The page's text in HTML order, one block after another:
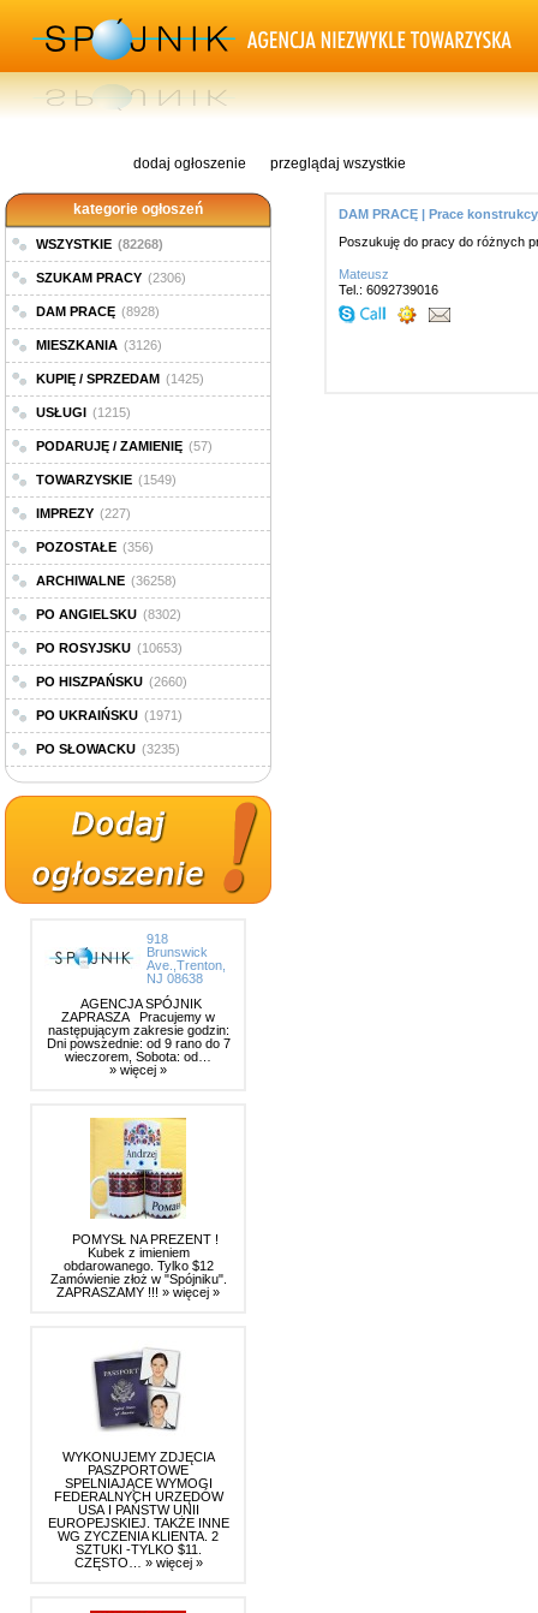
dodaj ogłoszenie przeglądaj wszystkie
kategorie ogłoszeń
WSZYSTKIE (82268)
SZUKAM PRACY (2306)
DAM PRACĘ (8928)
MIESZKANIA (3126)
KUPIĘ / SPRZEDAM (1425)
USŁUGI (1215)
PODARUJĘ / ZAMIENIĘ (57)
TOWARZYSKIE (1549)
IMPREZY (227)
POZOSTAŁE (356)
ARCHIWALNE (36258)
PO ANGIELSKU (8302)
PO ROSYJSKU (10653)
PO HISZPAŃSKU (2660)
PO UKRAIŃSKU (1971)
PO SŁOWACKU (3235)
918
Brunswick
Ave.,Trenton,
NJ 08638
AGENCJA SPÓJNIK
ZAPRASZA Pracujemy w
następującym zakresie godzin:
Dni powszednie: od 9 rano do 7
wieczorem, Sobota: od…
» więcej »
POMYSŁ NA PREZENT !
Kubek z imieniem
obdarowanego. Tylko $12
Zamówienie złoż w "Spójniku".
ZAPRASZAMY !!! » więcej »
WYKONUJEMY ZDJĘCIA
PASZPORTOWE
SPELNIAJĄCE WYMOGI
FEDERALNYCH URZĘDÓW
USA I PAŃSTW UNII
EUROPEJSKIEJ. TAKŻE INNE
WG ZYCZENIA KLIENTA. 2
SZTUKI -TYLKO $11.
CZĘSTO… » więcej »
DAM PRACĘ | Prace
Poszukuję do pracy do różnych
Mateusz
Tel.: 6092739016